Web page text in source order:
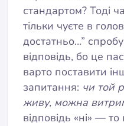
стандартом? Тоді
тільки чуєте в
достатньо…”
відповідь, бо це
варто поставити
запитання: чи той
живу, можна
відповідь «ні» —